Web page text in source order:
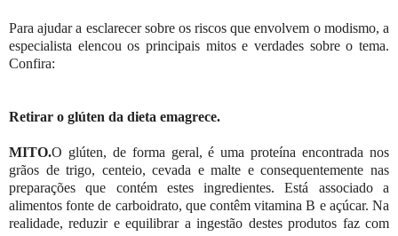
Para ajudar a esclarecer sobre os riscos que envolvem o modismo, a
especialista elencou os principais mitos e verdades sobre o tema.
Confira:
Retirar o glúten da dieta emagrece.
MITO.O glúten, de forma geral, é uma proteína encontrada nos
grãos de trigo, centeio, cevada e malte e consequentemente nas
preparações que contém estes ingredientes. Está associado a
alimentos fonte de carboidrato, que contêm vitamina B e açúcar. Na
realidade, reduzir e equilibrar a ingestão destes produtos faz com